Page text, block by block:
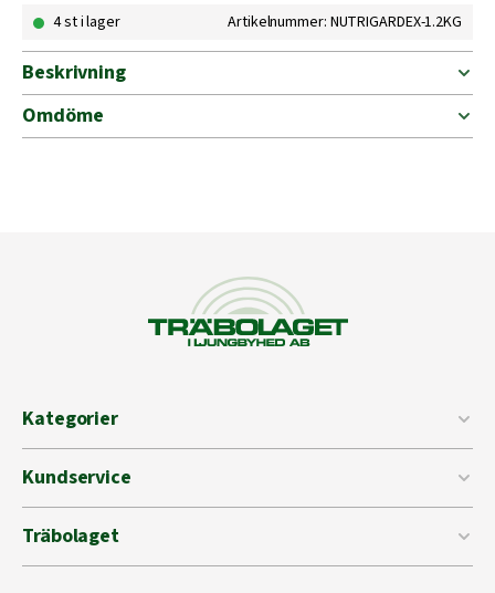
1,2kg 4 st i lager Artikelnummer: NUTRIGARDEX-1.2KG
Beskrivning
Omdöme
Kategorier
Kundservice
Träbolaget